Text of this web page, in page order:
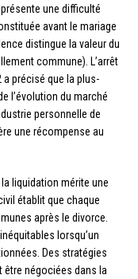
une difficulté
avant le mariage
distingue la valeur du
commune). L’arrêt
a précisé que la plus-
l’évolution du marché
personnelle de
une récompense au
la liquidation mérite une
établit que chaque
après le divorce.
lorsqu’un
Des stratégies
être négociées dans la